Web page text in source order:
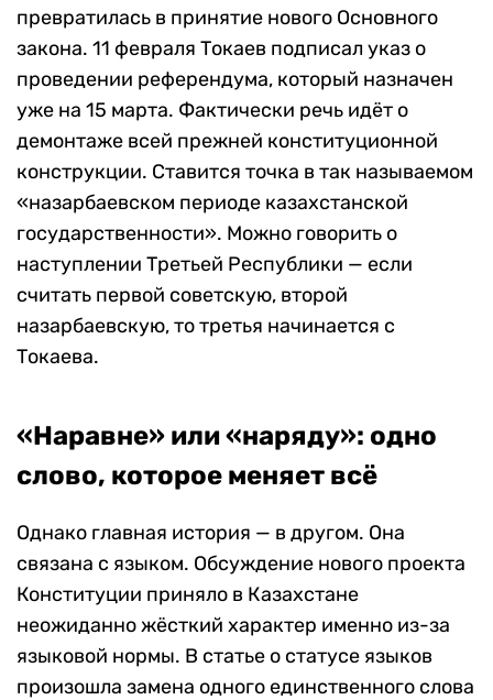
превратилась в принятие нового Основного
закона. 11 февраля Токаев подписал указ о
проведении референдума, который назначен
уже на 15 марта. Фактически речь идёт о
демонтаже всей прежней конституционной
конструкции. Ставится точка в так называемом
«назарбаевском периоде казахстанской
государственности». Можно говорить о
наступлении Третьей Республики — если
считать первой советскую, второй
назарбаевскую, то третья начинается с
Токаева.
«Наравне» или «наряду»: одно
слово, которое меняет всё
Однако главная история — в другом. Она
связана с языком. Обсуждение нового проекта
Конституции приняло в Казахстане
неожиданно жёсткий характер именно из-за
языковой нормы. В статье о статусе языков
произошла замена одного единственного слова